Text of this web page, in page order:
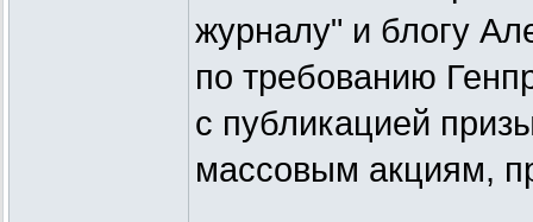
журналу" и блогу
по требованию
с публикацией
массовым акциям,